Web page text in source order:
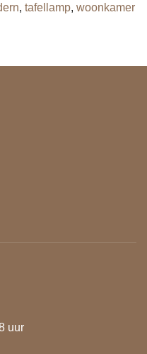
, tafellamp, woonkamer
uur